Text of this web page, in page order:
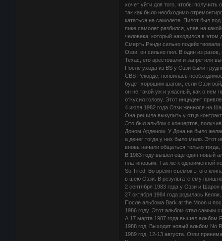
хочет уйти для того, чтобы получить
так как было необходимо
кататься на самолете. Пилот был под
пике самолет разбился, упав на
человека, который находился в этом
Смерть Рэнди сильно
Оззи, он сильно пил. В один из
Техас, его арестовали и запретили
После ухода из BS у Оззи были
CBS Рекордс, появилась
будет хорошим шагом, если Оззи
он не такой уж и ужасный, как о нем
откусил голову. Этот инцидент
4 июля 1982 года Оззи женился на
Она решила выкупить у отца
Это был альбом с концертов,
Доном Арденом. У Дона не было
а денег тогда у них было мало. Этот
вновь начали общаться только
В 1983 году вышел еще один новый
платиновым. Так же к одноименной
So Tired. Во время съемок этого
в шею Оззи. В результате ему
2 сентября 1983 года у Оззи и
27 октября 1984 года родилась
После альбома Bark at the Moon и
1986 году. Этот альбом стал самым
А 17 марта 1987 года вышел альбом
1988 год. Выходит новый альбом No
1989 год. 12-13 августа. Оззи